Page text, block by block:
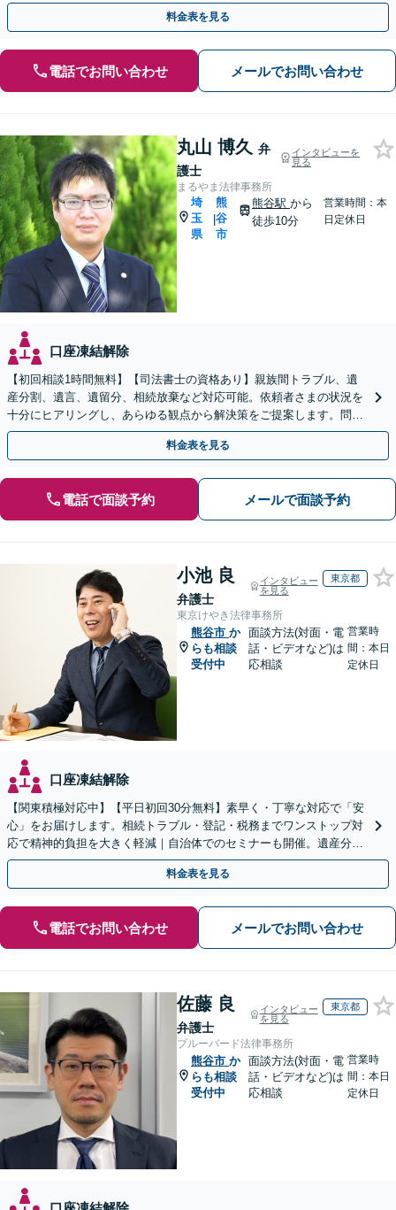
使い込み／成年後見／遺言書作成など」
料金表を見る
電話でお問い合わせ メールでお問い合わせ
丸山 博久 弁
護士
インタビューを
見る
まるやま法律事務所
埼
玉
県
|
熊
谷
市
熊谷駅 から
徒歩10分
営業時間：本
日定休日
口座凍結解除
【初回相談1時間無料】【司法書士の資格あり】親族間トラブル、遺
産分割、遺言、遺留分、相続放棄など対応可能。依頼者さまの状況を
十分にヒアリングし、あらゆる観点から解決策をご提案します。問題
が複雑化する前にご相談ください。【熊谷駅徒歩10分】
料金表を見る
電話で面談予約 メールで面談予約
小池 良
弁護士
インタビュー
を見る
東京都
東京けやき法律事務所
熊谷市 か
らも相談
受付中
面談方法(対面・電
話・ビデオなど)は
応相談
営業時
間：本日
定休日
口座凍結解除
【関東積極対応中】【平日初回30分無料】素早く・丁寧な対応で「安
心」をお届けします。相続トラブル・登記・税務までワンストップ対
応で精神的負担を大きく軽減｜自治体でのセミナーも開催。遺産分
割・放棄などまずはお気軽にご相談ください【通知税理士】
料金表を見る
電話でお問い合わせ メールでお問い合わせ
佐藤 良
弁護士
インタビュー
を見る
東京都
ブルーバード法律事務所
熊谷市 か
らも相談
受付中
面談方法(対面・電
話・ビデオなど)は
応相談
営業時
間：本日
定休日